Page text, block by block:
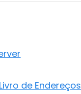
de Endereços